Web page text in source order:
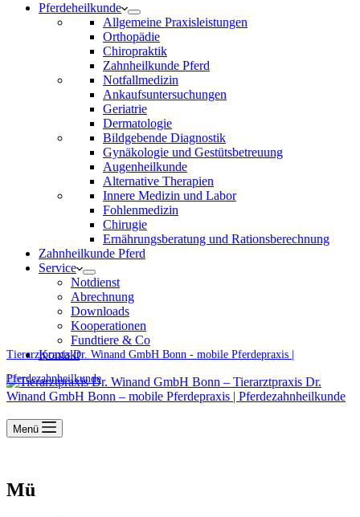
Pferdeheilkunde
Allgemeine Praxisleistungen
Orthopädie
Chiropraktik
Zahnheilkunde Pferd
Notfallmedizin
Ankaufsuntersuchungen
Geriatrie
Dermatologie
Bildgebende Diagnostik
Gynäkologie und Gestütsbetreuung
Augenheilkunde
Alternative Therapien
Innere Medizin und Labor
Fohlenmedizin
Chirugie
Ernährungsberatung und Rationsberechnung
Zahnheilkunde Pferd
Service
Notdienst
Abrechnung
Downloads
Kooperationen
Fundtiere & Co
Kontakt
Tierarztpraxis Dr. Winand GmbH Bonn - mobile Pferdepraxis |
Pferdezahnheilkunde
Menü
Mü